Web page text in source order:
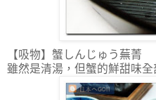
【吸物】蟹しんじゅう蕪菁
雖然是清湯，但蟹的鮮甜味全